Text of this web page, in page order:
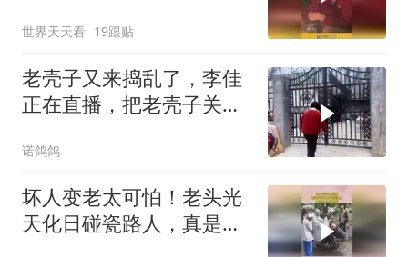
世界天天看 19跟贴
老壳子又来捣乱了，李佳
正在直播，把老壳子关在
诺鸽鸽
坏人变老太可怕！老头光
天化日碰瓷路人，真是社